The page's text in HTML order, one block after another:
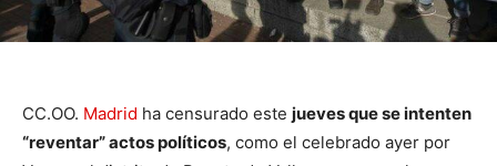
CC.OO. Madrid ha censurado este jueves que se intenten
“reventar” actos políticos, como el celebrado ayer por